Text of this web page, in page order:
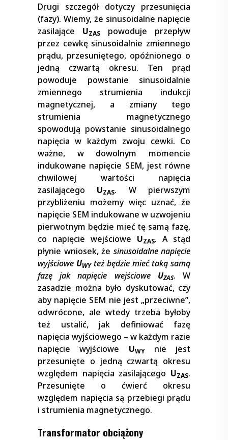
Drugi szczegół dotyczy przesunięcia
(fazy). Wiemy, że sinusoidalne napięcie
zasilające UZAS
powoduje przepływ
przez cewkę sinusoidalnie zmiennego
prądu, przesuniętego, opóźnionego o
jedną czwartą okresu. Ten prąd
powoduje powstanie sinusoidalnie
zmiennego strumienia indukcji
magnetycznej, a zmiany tego
strumienia magnetycznego
spowodują powstanie sinusoidalnego
napięcia w każdym zwoju cewki. Co
ważne, w dowolnym momencie
indukowane napięcie SEM, jest równe
chwilowej wartości napięcia
zasilającego UZAS. W pierwszym
przybliżeniu możemy więc uznać, że
napięcie SEM indukowane w uzwojeniu
pierwotnym będzie mieć tę samą fazę,
co napięcie wejściowe UZAS. A stąd
płynie wniosek, że sinusoidalne napięcie
wyjściowe UWYteż będzie mieć taką samą
fazę jak napięcie wejściowe UZAS. W
zasadzie można było dyskutować, czy
aby napięcie SEM nie jest „przeciwne”,
odwrócone, ale wtedy trzeba byłoby
też ustalić, jak definiować fazę
napięcia wyjściowego – w każdym razie
napięcie wyjściowe UWYnie jest
przesunięte o jedną czwartą okresu
względem napięcia zasilającego UZAS.
Przesunięte o ćwierć okresu
względem napięcia są przebiegi prądu
i strumienia magnetycznego.
Transformator obciążony